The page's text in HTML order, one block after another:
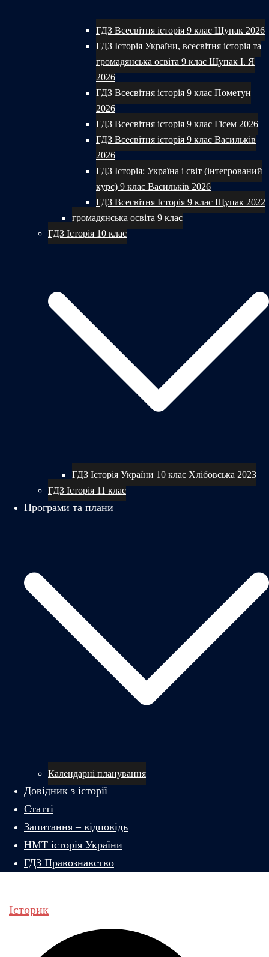
ГДЗ Всесвітня історія 9 клас Щупак 2026
ГДЗ Історія України, всесвітня історія та
громадянська освіта 9 клас Щупак І. Я
2026
ГДЗ Всесвітня історія 9 клас Пометун
2026
ГДЗ Всесвітня історія 9 клас Гісем 2026
ГДЗ Всесвітня історія 9 клас Васильків
2026
ГДЗ Історія: Україна і світ (інтегрований
курс) 9 клас Васильків 2026
ГДЗ Всесвітня Історія 9 клас Щупак 2022
громадянська освіта 9 клас
ГДЗ Історія 10 клас
ГДЗ Історія України 10 клас Хлібовська 2023
ГДЗ Історія 11 клас
Програми та плани
Календарні планування
Довідник з історії
Статті
Запитання – відповідь
НМТ історія України
ГДЗ Правознавство
Історик